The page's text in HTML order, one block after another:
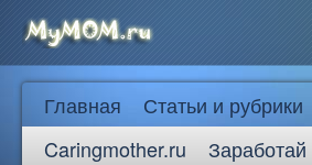
Главная Статьи и рубрики
Caringmother.ru
Заработай